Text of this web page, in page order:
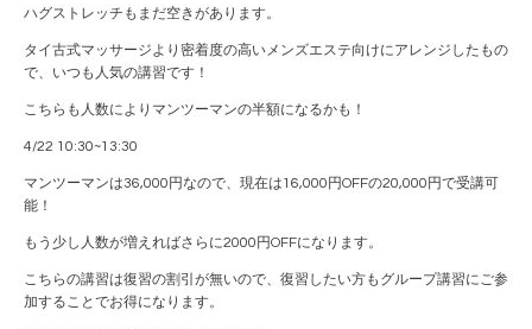
ハグストレッチもまだ空きがあります。
タイ古式マッサージより密着度の高いメンズエステ向けにアレンジしたもの
で、いつも人気の講習です！
こちらも人数によりマンツーマンの半額になるかも！
4/22 10:30~13:30
マンツーマンは36,000円なので、現在は16,000円OFFの20,000円で受講可
能！
もう少し人数が増えればさらに2000円OFFになります。
こちらの講習は復習の割引が無いので、復習したい方もグループ講習にご参
加することでお得になります。